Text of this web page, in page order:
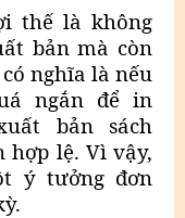
thế là không
bản mà còn
nghĩa là nếu
ngắn để in
bản sách
lệ. Vì vậy,
ý tưởng đơn